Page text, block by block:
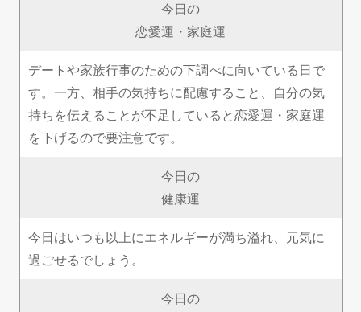
今日の
恋愛運・家庭運
デートや家族行事のための下調べに向いている日で
す。一方、相手の気持ちに配慮すること、自分の気
持ちを伝えることが不足していると恋愛運・家庭運
を下げるので要注意です。
今日の
健康運
今日はいつも以上にエネルギーが満ち溢れ、元気に
過ごせるでしょう。
今日の